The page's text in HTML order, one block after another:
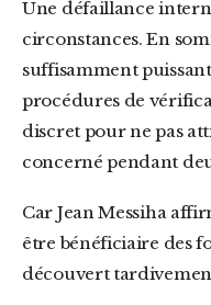
Une défaillance
circonstances. En
suffisamment
procédures de
discret pour ne pas
concerné pendant
Car Jean Messiha affirme n’avoir jamais demandé à
être bénéficiaire des
découvert